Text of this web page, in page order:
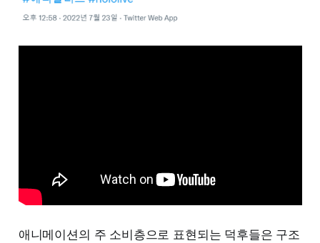
애니메이션의 주 소비층으로 표현되는 덕후들은 구조